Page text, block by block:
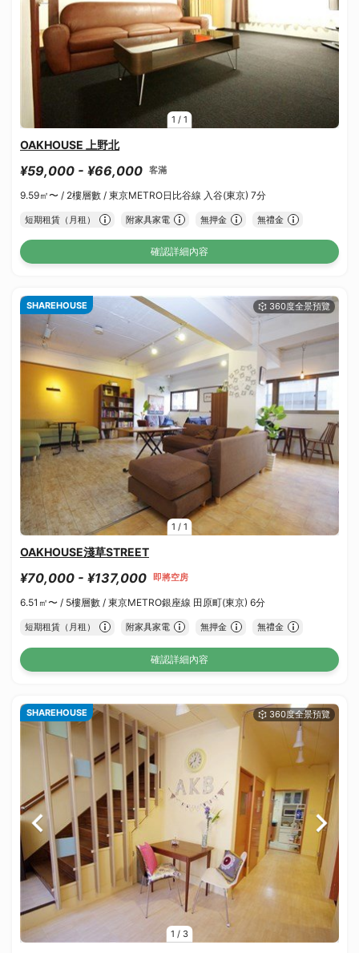
1 / 1
OAKHOUSE 上野北
¥59,000 - ¥66,000 客滿
9.59㎡〜 / 2樓層數 / 東京METRO日比谷線 入谷(東京) 7分
短期租賃（月租） 附家具家電 無押金 無禮金
確認詳細內容
1 / 1
SHAREHOUSE
OAKHOUSE淺草STREET
¥70,000 - ¥137,000 即將空房
6.51㎡〜 / 5樓層數 / 東京METRO銀座線 田原町(東京) 6分
短期租賃（月租） 附家具家電 無押金 無禮金
確認詳細內容
1 / 3
SHAREHOUSE